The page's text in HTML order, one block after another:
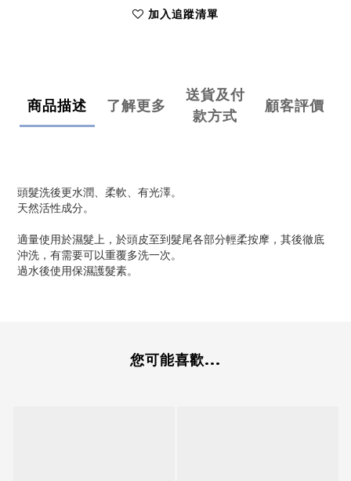
加入追蹤清單
商品描述 了解更多
送貨及付
款方式
顧客評價
頭髮洗後更水潤、柔軟、有光澤。
天然活性成分。
適量使用於濕髮上，於頭皮至到髮尾各部分輕柔按摩，其後徹底
沖洗，有需要可以重覆多洗一次。
過水後使用保濕護髮素。
您可能喜歡...